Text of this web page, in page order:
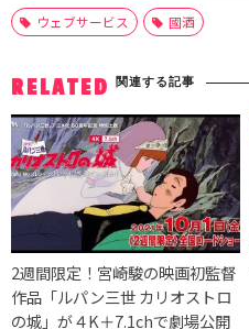
ウェブサービス 國酒
RELATED 関連する記事
2週間限定！宮崎駿の映画初監督
作品「ルパン三世 カリオストロ
の城」が４K＋7.1chで劇場公開